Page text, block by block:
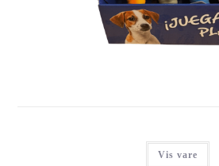
Login for at se
Vis vare